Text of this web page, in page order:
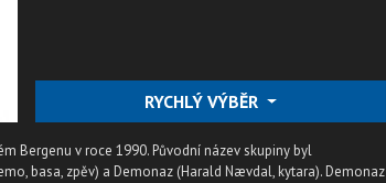
RYCHLÝ VÝBĚR
Bergenu v roce 1990. Původní název skupiny byl
basa, zpěv) a Demonaz (Harald Nævdal, kytara). Demonaz